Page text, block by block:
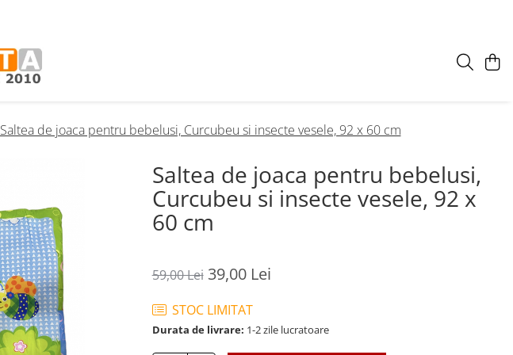
Saltea de joaca pentru bebelusi, Curcubeu si insecte vesele, 92 x 60 cm
Saltea de joaca pentru bebelusi,
Curcubeu si insecte vesele, 92 x
60 cm
59,00 Lei 39,00 Lei
STOC LIMITAT
Durata de livrare: 1-2 zile lucratoare